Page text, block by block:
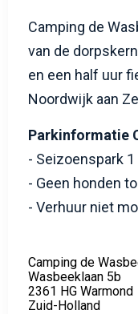
Camping de
van de
en een half uur
Noordwijk aan
Parkinformatie
- Seizoenspark
- Geen honden
- Verhuur niet
Camping de
Wasbeeklaan 5b
2361 HG Warmond
Zuid-Holland